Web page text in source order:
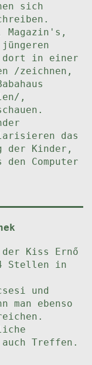
sich
Magazin's,
dort in einer
/zeichnen,
,
das
der Kinder,
den Computer
der Kiss Ernő
Stellen in
und
man ebenso
Treffen.